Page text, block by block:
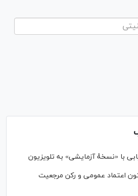
با «نسخهٔ آزمایشی» به تلویزیون
اعتماد عمومی و رکن مرجعیت